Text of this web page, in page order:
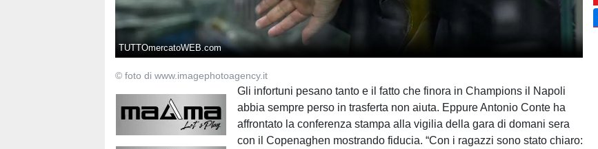
TUTTOmercatoWEB.com
© foto di www.imagephotoagency.it
Gli infortuni pesano tanto e il fatto che finora in Champions il Napoli
abbia sempre perso in trasferta non aiuta. Eppure Antonio Conte ha
affrontato la conferenza stampa alla vigilia della gara di domani sera
con il Copenaghen mostrando fiducia. “Con i ragazzi sono stato chiaro: